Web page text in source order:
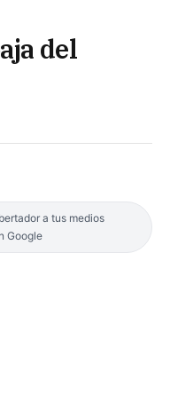
del
a tus medios
Google